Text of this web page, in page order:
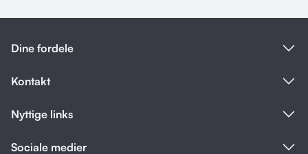
Dine fordele
Kontakt
Nyttige links
Sociale medier